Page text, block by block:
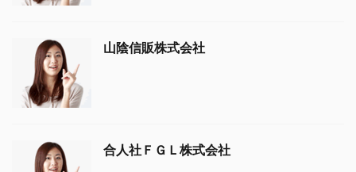
山陰信販株式会社
合人社ＦＧＬ株式会社